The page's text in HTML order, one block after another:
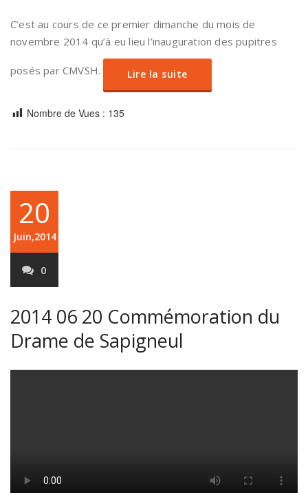
C’est au cours de ce premier dimanche du mois de
novembre 2014 qu’à eu lieu l’inauguration des pupitres
posés par CMVSH. Lire la suite
Nombre de Vues : 135
20
Juin,2014
0
2014 06 20 Commémoration du
Drame de Sapigneul